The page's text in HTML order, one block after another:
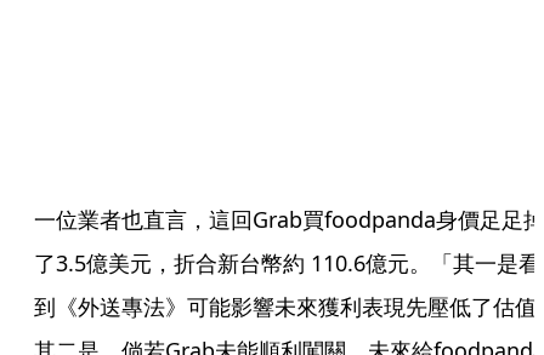
一位業者也直言，這回Grab買foodpanda身價足足掉
了3.5億美元，折合新台幣約 110.6億元。「其一是看
到《外送專法》可能影響未來獲利表現先壓低了估值